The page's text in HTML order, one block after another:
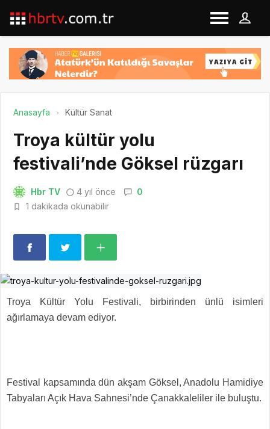
Anasayfa Kültür Sanat
Troya kültür yolu
festivali’nde Göksel rüzgarı
Hbr TV 4 yıl önce
0
1 dakikada okunabilir
Troya Kültür Yolu Festivali, birbirinden ünlü isimleri
ağırlamaya devam ediyor.
Festival kapsamında dün akşam Göksel, Anadolu Hamidiye
Tabyaları Açık Hava Sahnesi’nde Çanakkaleliler ile buluştu.